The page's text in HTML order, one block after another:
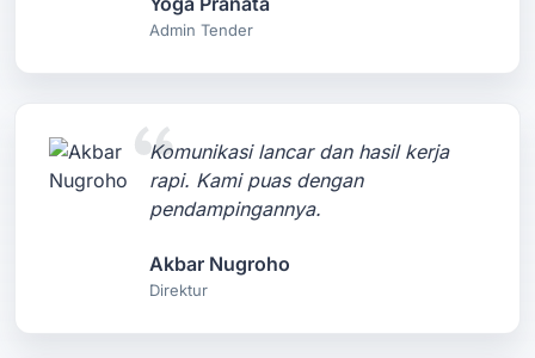
Admin Tender
Komunikasi lancar dan hasil kerja
rapi. Kami puas dengan
pendampingannya.
Akbar Nugroho
Direktur